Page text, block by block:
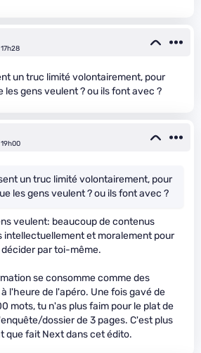
un truc limité volontairement, pour
les gens veulent ? ou ils font avec ?
un truc limité volontairement, pour
les gens veulent ? ou ils font avec ?
veulent: beaucoup de contenus
intellectuellement et moralement pour
par toi-même.
se consomme comme des
l'heure de l'apéro. Une fois gavé de
mots, tu n'as plus faim pour le plat de
dossier de 3 pages. C'est plus
que fait Next dans cet édito.